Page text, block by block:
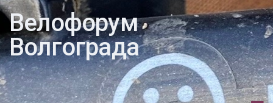
Велофорум
Волгограда